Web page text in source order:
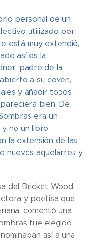
personal de un
utilizado por
está muy extendió,
así es la
padre de la
a su coven,
y añadir todos
bien. De
era un
y no un libro
la extensión de las
nuevos aquelarres y
del Bricket Wood
y poetisa que
comentó una
fue elegido
así a una